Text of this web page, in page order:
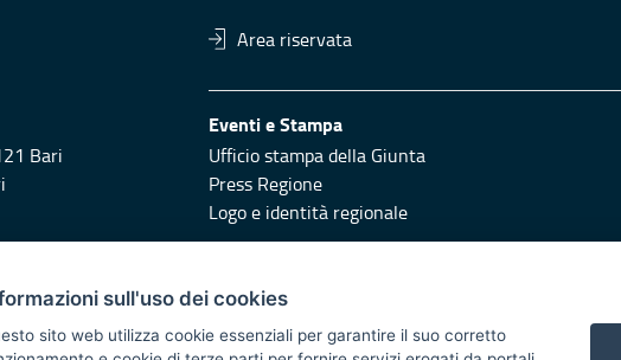
Area riservata
Bari
Eventi e Stampa
Ufficio stampa della Giunta
Press Regione
Logo e identità regionale
Responsabili di pubblicazione
sull'uso dei cookies
sito web utilizza cookie essenziali per garantire il suo corretto